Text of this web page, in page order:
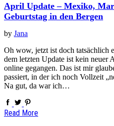
April Update – Mexiko,
Geburtstag in den Bergen
by Jana
Oh wow, jetzt ist doch tatsächlich
dem letzten Update ist kein neuer
online gegangen. Das ist mir
passiert, in der ich noch Vollzeit
Na gut, da war ich…
Read More